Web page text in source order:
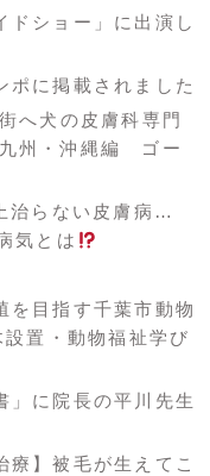
ドショー」に出演し
ポに掲載されました
へ犬の皮膚科専門
州・沖縄編 ゴー
治らない皮膚病…
気とは
を目指す千葉市動物
置・動物福祉学び
」に院長の平川先生
療】被毛が生えてこ